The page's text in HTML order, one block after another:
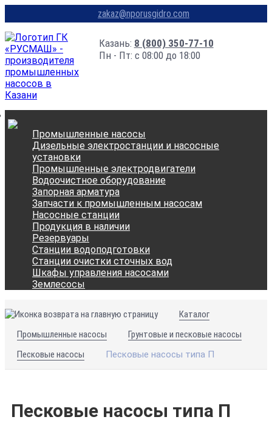
zakaz@nporusgidro.com
Казань: 8 (800) 350-77-10
Пн - Пт: с 08:00 до 18:00
Промышленные насосы
Дизельные электростанции и насосные
установки
Промышленные электродвигатели
Водоочистное оборудование
Запорная арматура
Запчасти к промышленным насосам
Насосные станции
Продукция в наличии
Резервуары
Станции водоподготовки
Станции очистки сточных вод
Шкафы управления насосами
Землесосы
Каталог
Промышленные насосы
Грунтовые и песковые насосы
Песковые насосы
Песковые насосы типа П
Песковые насосы типа П